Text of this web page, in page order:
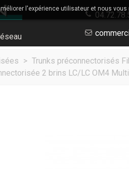
l'expérience utilisateur et nous
> Trunks préconnectorisés
2 brins LC/LC OM4